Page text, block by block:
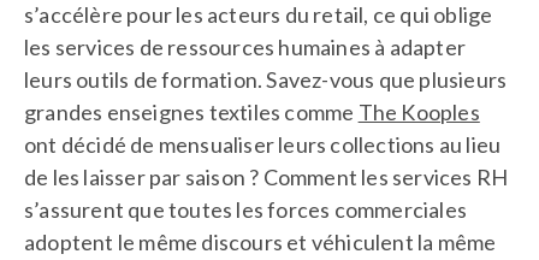
s’accélère pour les acteurs du retail, ce qui oblige
les services de ressources humaines à adapter
leurs outils de formation. Savez-vous que plusieurs
grandes enseignes textiles comme The Kooples
ont décidé de mensualiser leurs collections au lieu
de les laisser par saison ? Comment les services RH
s’assurent que toutes les forces commerciales
adoptent le même discours et véhiculent la même